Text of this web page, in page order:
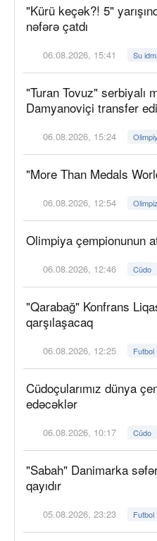
"Kürü keçək?! 5"
nəfərə çatdı
06.08.2026, 15:41 Su
"Turan Tovuz" serbiyalı
Damyanoviçi transfer
06.08.2026, 15:24
"More Than Medals
06.08.2026, 12:54
Olimpiya çempionunun
06.08.2026, 12:46 Cüdo
"Qarabağ" Konfrans
qarşılaşacaq
06.08.2026, 12:25 Futbol
Cüdoçularımız dünya
edəcəklər
06.08.2026, 10:17 Cüdo
"Sabah" Danimarka
qayıdır
05.08.2026, 23:23 Futbol